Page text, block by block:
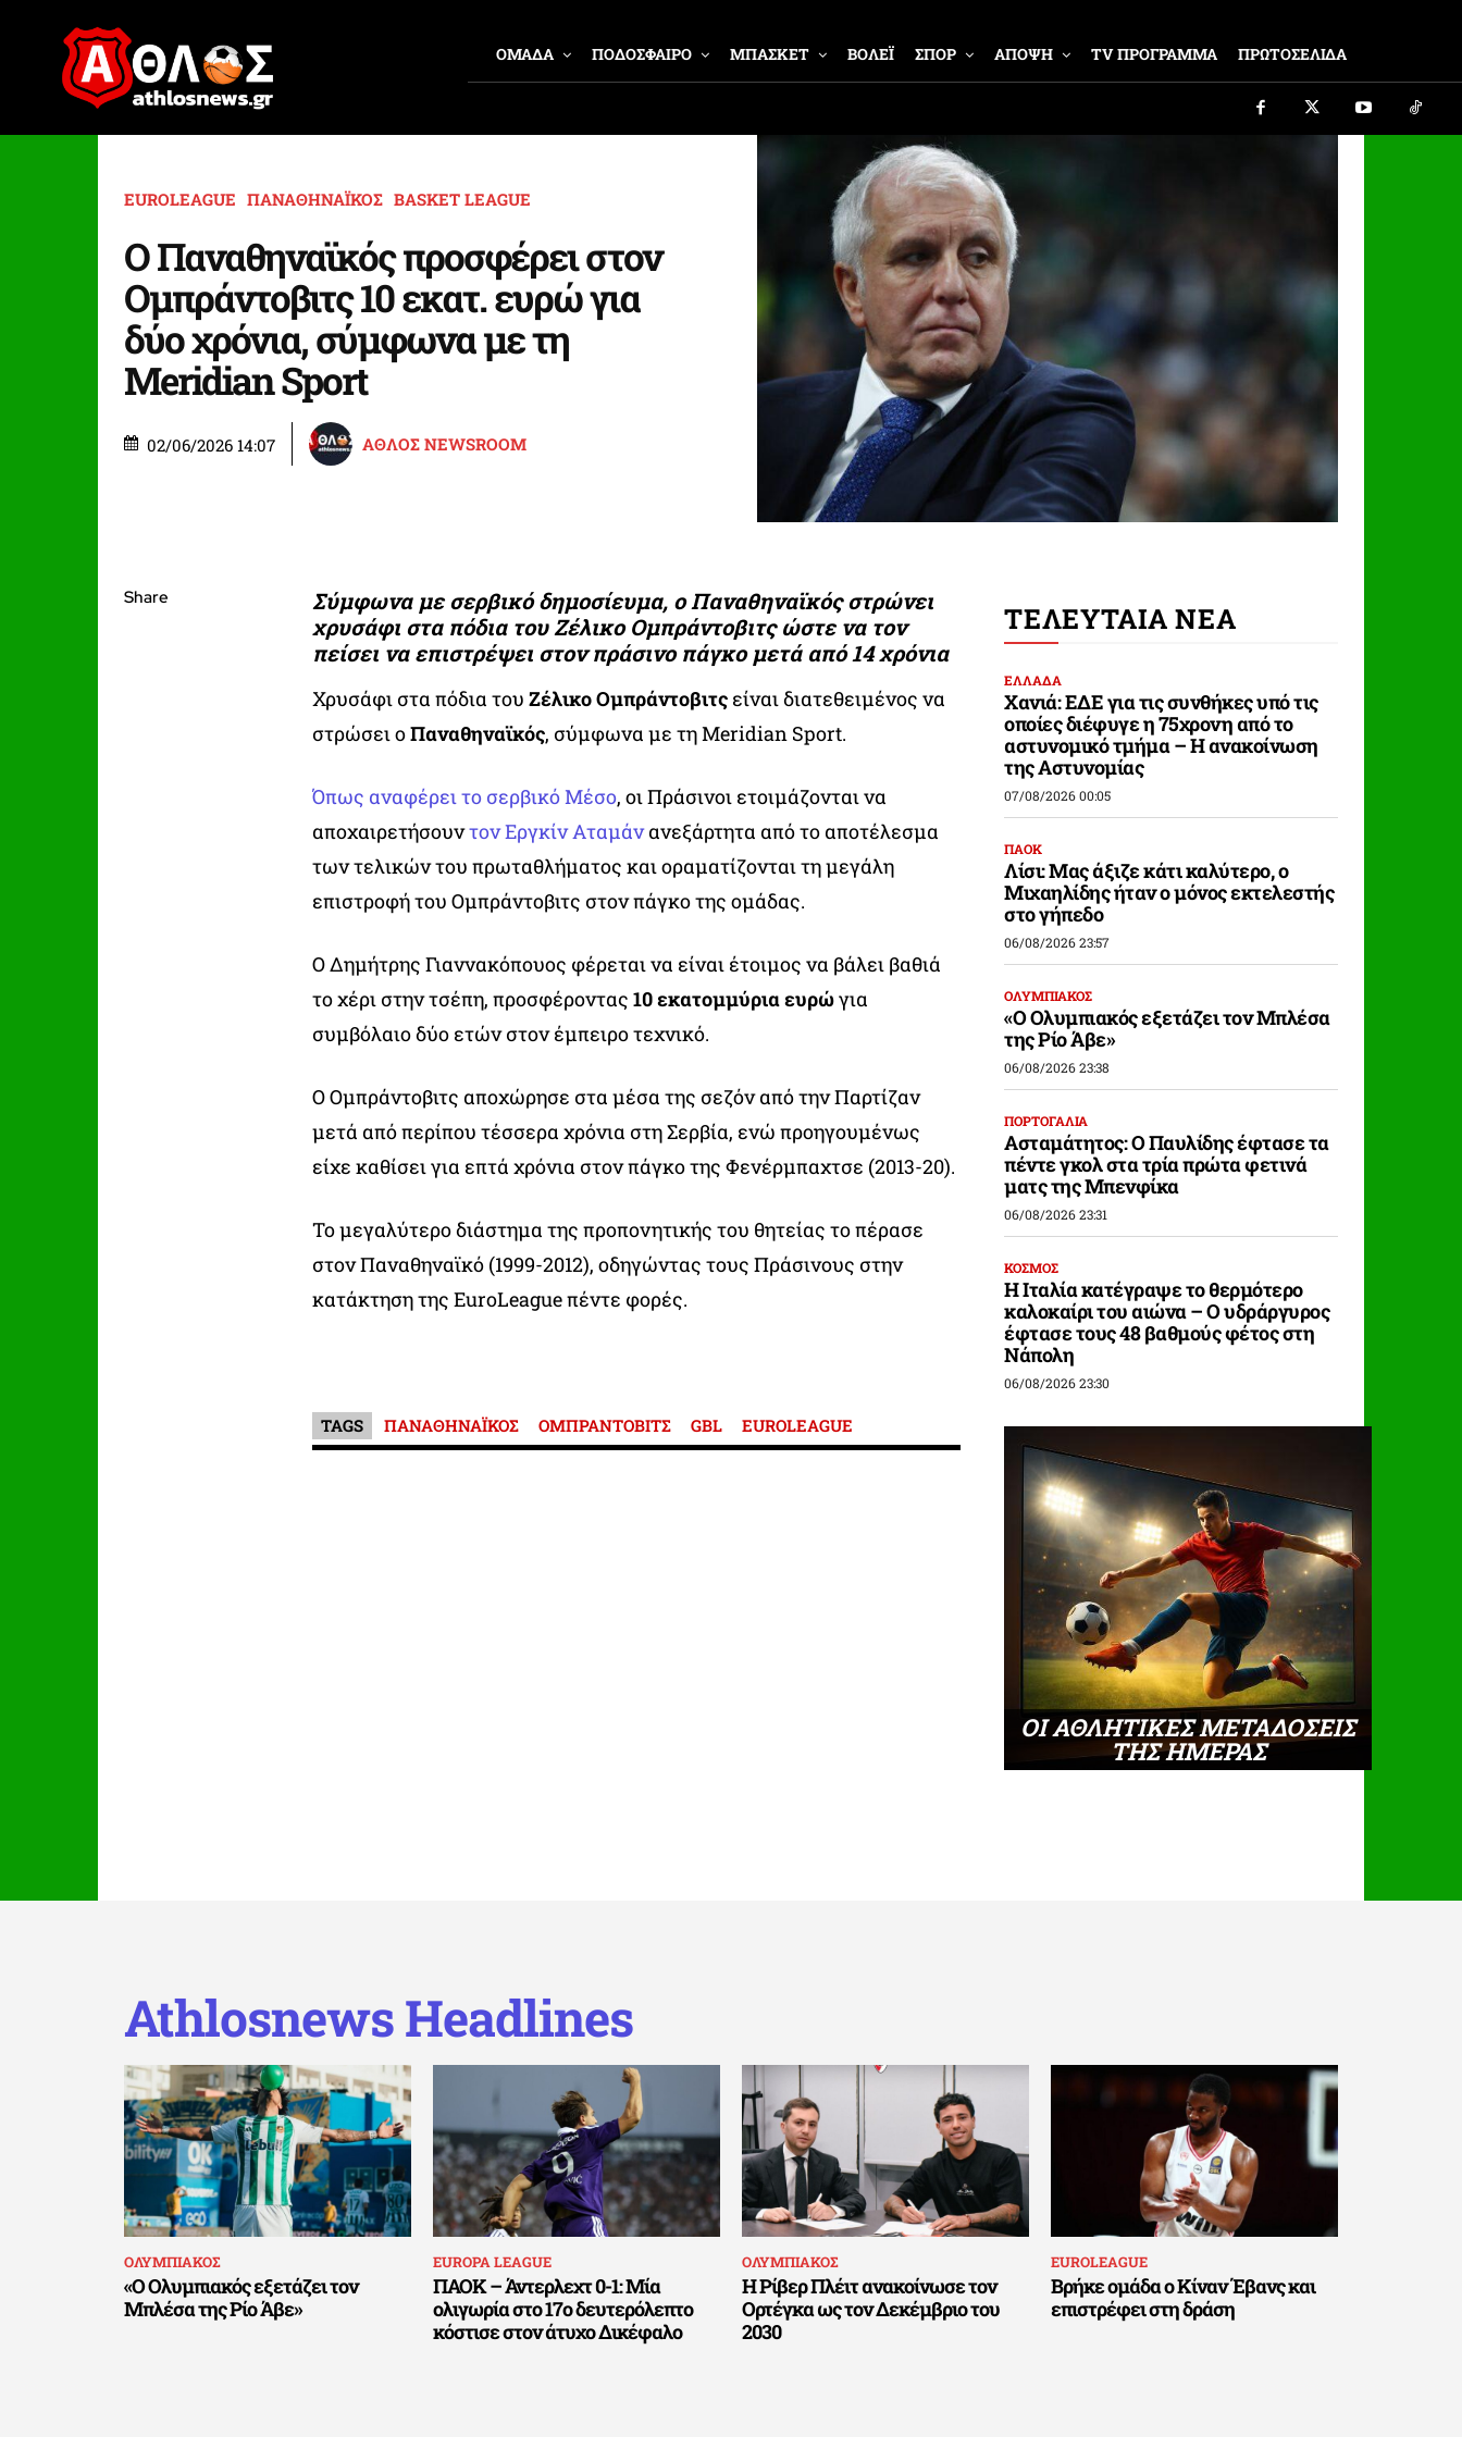
ΟΜΑΔΑ ΠΟΔΟΣΦΑΙΡΟ ΜΠΑΣΚΕΤ ΒΟΛΕΪ ΣΠΟΡ ΑΠΟΨΗ TV ΠΡΟΓΡΑΜΜΑ ΠΡΩΤΟΣΕΛΙΔΑ
EUROLEAGUE ΠΑΝΑΘΗΝΑΪΚΟΣ BASKET LEAGUE
Ο Παναθηναϊκός προσφέρει στον
Ομπράντοβιτς 10 εκατ. ευρώ για
δύο χρόνια, σύμφωνα με τη
Meridian Sport
02/06/2026 14:07 ΑΘΛΟΣ NEWSROOM
Share
Σύμφωνα με σερβικό δημοσίευμα, ο Παναθηναϊκός στρώνει
χρυσάφι στα πόδια του Ζέλικο Ομπράντοβιτς ώστε να τον
πείσει να επιστρέψει στον πράσινο πάγκο μετά από 14 χρόνια
Χρυσάφι στα πόδια του Ζέλικο Ομπράντοβιτς είναι διατεθειμένος να
στρώσει οΠαναθηναϊκός, σύμφωνα με τη Meridian Sport.
Όπως αναφέρει το σερβικό Μέσο, οι Πράσινοι ετοιμάζονται να
αποχαιρετήσουντον Εργκίν Αταμάνανεξάρτητα από το αποτέλεσμα
των τελικών του πρωταθλήματος και οραματίζονται τη μεγάλη
επιστροφή του Ομπράντοβιτς στον πάγκο της ομάδας.
Ο Δημήτρης Γιαννακόπουος φέρεται να είναι έτοιμος να βάλει βαθιά
το χέρι στην τσέπη, προσφέροντας10εκατομμύρια ευρώγια
συμβόλαιο δύο ετών στον έμπειρο τεχνικό.
Ο Ομπράντοβιτς αποχώρησε στα μέσα της σεζόν από την Παρτίζαν
μετά από περίπου τέσσερα χρόνια στη Σερβία, ενώ προηγουμένως
είχε καθίσει για επτά χρόνια στον πάγκο της Φενέρμπαχτσε (2013-20).
Το μεγαλύτερο διάστημα της προπονητικής του θητείας το πέρασε
στον Παναθηναϊκό (1999-2012), οδηγώντας τους Πράσινους στην
κατάκτηση της EuroLeague πέντε φορές.
TAGS ΠΑΝΑΘΗΝΑΪΚΟΣ ΟΜΠΡΑΝΤΟΒΙΤΣ GBL EUROLEAGUE
ΤΕΛΕΥΤΑΙΑ ΝΕΑ
ΕΛΛΑΔΑ
Χανιά: ΕΔΕ για τις συνθήκες υπό τις
οποίες διέφυγε η 75χρονη από το
αστυνομικό τμήμα – Η ανακοίνωση
της Αστυνομίας
07/08/2026 00:05
ΠΑΟΚ
Λίσι: Μας άξιζε κάτι καλύτερο, ο
Μιχαηλίδης ήταν ο μόνος εκτελεστής
στο γήπεδο
06/08/2026 23:57
ΟΛΥΜΠΙΑΚΟΣ
«Ο Ολυμπιακός εξετάζει τον Μπλέσα
της Ρίο Άβε»
06/08/2026 23:38
ΠΟΡΤΟΓΑΛΙΑ
Ασταμάτητος: Ο Παυλίδης έφτασε τα
πέντε γκολ στα τρία πρώτα φετινά
ματς της Μπενφίκα
06/08/2026 23:31
ΚΟΣΜΟΣ
Η Ιταλία κατέγραψε το θερμότερο
καλοκαίρι του αιώνα – Ο υδράργυρος
έφτασε τους 48 βαθμούς φέτος στη
Νάπολη
06/08/2026 23:30
ΟΙ ΑΘΛΗΤΙΚΕΣ ΜΕΤΑΔΟΣΕΙΣ
ΤΗΣ ΗΜΕΡΑΣ
Athlosnews Headlines
ΟΛΥΜΠΙΑΚΟΣ
«Ο Ολυμπιακός εξετάζει τον
Μπλέσα της Ρίο Άβε»
EUROPA LEAGUE
ΠΑΟΚ – Άντερλεχτ 0-1: Μία
ολιγωρία στο 17ο δευτερόλεπτο
κόστισε στον άτυχο Δικέφαλο
ΟΛΥΜΠΙΑΚΟΣ
Η Ρίβερ Πλέιτ ανακοίνωσε τον
Ορτέγκα ως τον Δεκέμβριο του
2030
EUROLEAGUE
Βρήκε ομάδα ο Κίναν Έβανς και
επιστρέφει στη δράση